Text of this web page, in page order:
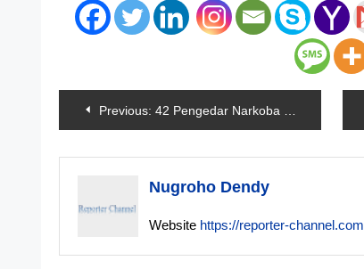
Navigasi
pos
Previous: 42 Pengedar Narkoba Ditangkap Polisi
Nugroho Dendy
Website https://reporter-channel.com